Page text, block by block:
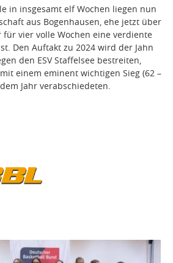
in insgesamt elf Wochen liegen nun
aus Bogenhausen, ehe jetzt über
für vier volle Wochen eine verdiente
Den Auftakt zu 2024 wird der Jahn
den ESV Staffelsee bestreiten,
einem eminent wichtigen Sieg (62 –
Jahr verabschiedeten.